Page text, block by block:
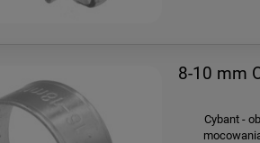
8-10 mm
Cybant -